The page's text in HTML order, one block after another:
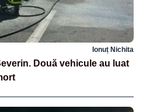
Ionuț Nichita
Două vehicule au luat